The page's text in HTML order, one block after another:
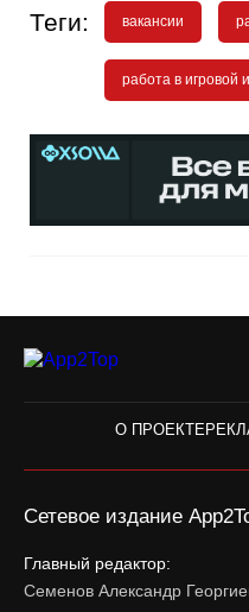
Теги: вакансии
работа в игровой
О ПРОЕКТЕ
Сетевое издание
Главный редактор:
Семенов Александр